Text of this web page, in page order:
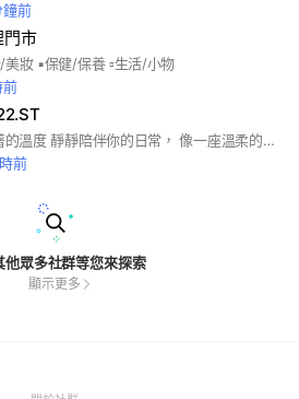
鐘前
門市
美妝 ▪️保健/保養 ▫️生活/小物
前
Wardrobe｜衣著的溫度 靜靜陪伴你的日常， 像一座溫柔的衣櫃， 在平凡的日子裡，陪你找回最貼近心意的自己。 📍 台中市梧棲區文華街300巷32號 🪧 營業時間 週一｜公休 週二－週四｜16:00－20:00 週五｜09:00－20:00 週六－週日｜10:00－20:00 📩 五月公休日｜5/1
前
他眾多社群等您來探索
顯示更多